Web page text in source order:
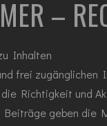
–
Inhalten
frei
die Richtigkeit und
geben die